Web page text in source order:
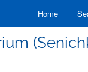
Home